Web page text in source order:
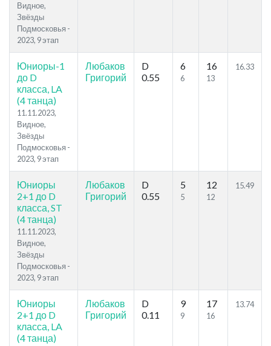
Видное,
Звёзды
Подмосковья -
2023, 9 этап
Юниоры-1
до D
класса, LA
(4 танца)
11.11.2023,
Видное,
Звёзды
Подмосковья -
2023, 9 этап
Любаков
Григорий
D
0.55
6
6
16
13
16.33
Юниоры
2+1 до D
класса, ST
(4 танца)
11.11.2023,
Видное,
Звёзды
Подмосковья -
2023, 9 этап
Любаков
Григорий
D
0.55
5
5
12
12
15.49
Юниоры
2+1 до D
класса, LA
(4 танца)
Любаков
Григорий
D
0.11
9
9
17
16
13.74